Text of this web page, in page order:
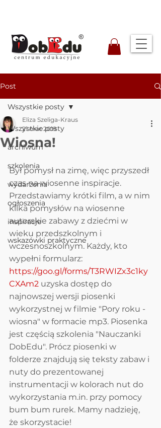
Post
Wszystkie posty
archiwum
szkolenia
wydarzenia
ogłoszenia
inspiracje
wskazówki praktyczne
Wszystkie posty
Wiosna!
Eliza Szeliga-Kraus
21 mar 2019
Był pomysł na zimę, więc przyszedł
czas na wiosenne inspiracje.
Przedstawiamy krótki film, a w nim
kilka pomysłów na wiosenne
autorskie zabawy z dziećmi w
wieku przedszkolnym i
wczesnoszkolnym. Każdy, kto
wypełni formularz:
https://goo.gl/forms/T3RWIZx3c1ky
CXAm2 uzyska dostęp do
najnowszej wersji piosenki
wykorzystnej w filmie "Pory roku -
wiosna" w formacie mp3. Piosenka
jest częścią szkolenia "Nauczanki
DobEdu". Prócz piosenki w
folderze znajdują się teksty zabaw i
nuty do prezentowanej
instrumentacji w kolorach nut do
wykorzystania m.in. przy pomocy
bum bum rurek. Mamy nadzieję,
że skorzystacie!